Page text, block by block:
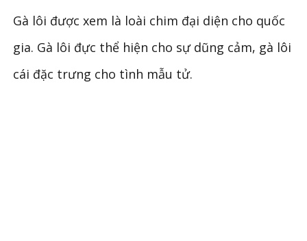
Gà lôi được xem là loài chim đại diện cho quốc
gia. Gà lôi đực thể hiện cho sự dũng cảm, gà lôi
cái đặc trưng cho tình mẫu tử.